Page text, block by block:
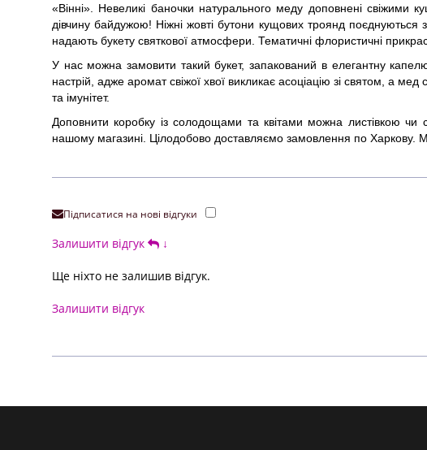
«Вінні». Невеликі баночки натурального меду доповнені
дівчину байдужою! Ніжні жовті бутони кущових троянд поєднуються
надають букету святкової атмосфери. Тематичні флористичні
У нас можна замовити такий букет, запакований в елегантну
настрій, адже аромат свіжої хвої викликає асоціацію зі святом, а
та імунітет.
Доповнити коробку із солодощами та квітами можна листівкою
нашому магазині. Цілодобово доставляємо замовлення по Харкову.
Підписатися на нові відгуки
Залишити відгук ↓
Ще ніхто не залишив відгук.
Залишити відгук